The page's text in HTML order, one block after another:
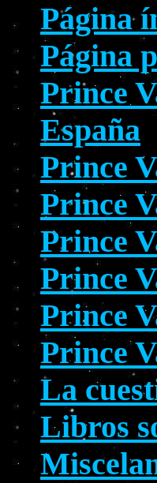
Página
Página
Prince
España
Prince
Prince
Prince
Prince
Prince
Prince
La
Libros